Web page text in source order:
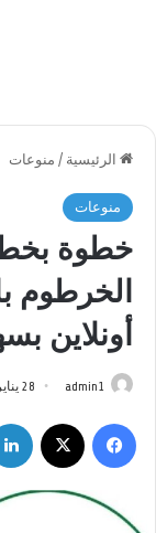
الرئيسية / منوعات
منوعات
خطوة
أونلاين
admin1 28 يناير، 2026
فيسبوك